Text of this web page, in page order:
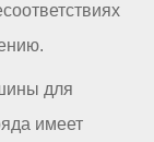
для
имеет